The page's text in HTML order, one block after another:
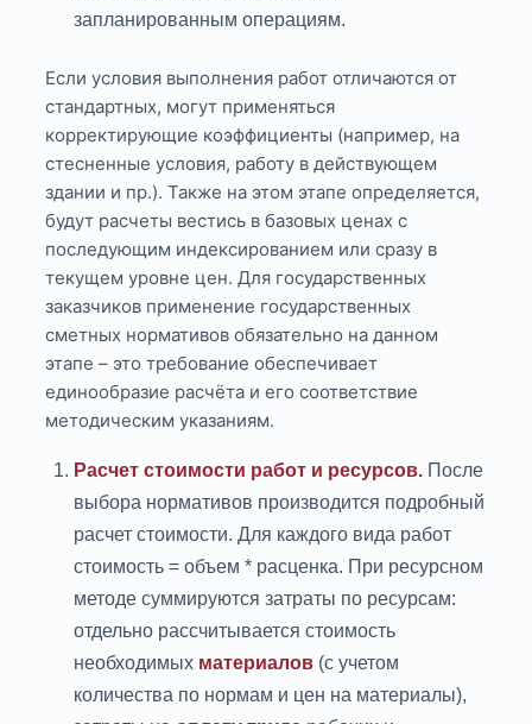
запланированным операциям.
Если условия выполнения работ отличаются от
стандартных, могут применяться
корректирующие коэффициенты (например, на
стесненные условия, работу в действующем
здании и пр.). Также на этом этапе определяется,
будут расчеты вестись в базовых ценах с
последующим индексированием или сразу в
текущем уровне цен. Для государственных
заказчиков применение государственных
сметных нормативов обязательно на данном
этапе – это требование обеспечивает
единообразие расчёта и его соответствие
методическим указаниям.
Расчет стоимости работ и ресурсов. После
выбора нормативов производится подробный
расчет стоимости. Для каждого вида работ
стоимость = объем * расценка. При ресурсном
методе суммируются затраты по ресурсам:
отдельно рассчитывается стоимость
необходимых материалов (с учетом
количества по нормам и цен на материалы),